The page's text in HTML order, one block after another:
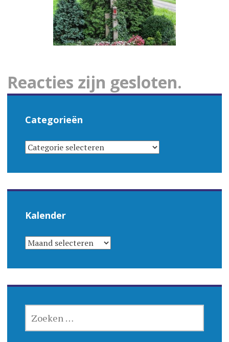
Reacties zijn gesloten.
Categorieën
CATEGORIEËN
Kalender
KALENDER
NAAR: